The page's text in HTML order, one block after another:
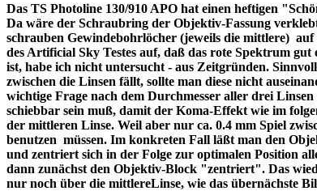
Das TS Photoline 130/910 APO hat einen heftigen
Da wäre der Schraubring der Objektiv-Fassung
schrauben Gewindebohrlöcher (jeweils die mittlere)
des Artificial Sky Testes auf, daß das rote Spektrum
ist, habe ich nicht untersucht - aus Zeitgründen.
zwischen die Linsen fällt, sollte man diese nicht
wichtige Frage nach dem Durchmesser aller drei
schiebbar sein muß, damit der Koma-Effekt wie im
der mittleren Linse. Weil aber nur ca. 0.4 mm Spiel
benutzen müssen. Im konkreten Fall läßt man den
und zentriert sich in der Folge zur optimalen Position
dann zunächst den Objektiv-Block "zentriert". Das
nur noch über die mittlereLinse, wie das übernächste